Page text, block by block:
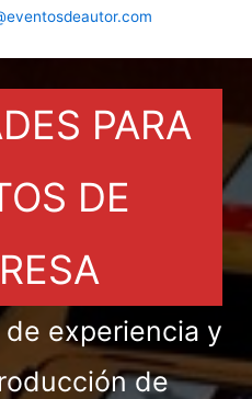
PARA
DE
experiencia y
de